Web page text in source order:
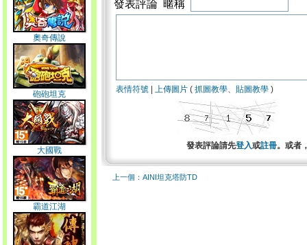
奧奇傳說
砲砲坦克
大國戰
霸道江湖
發表評論 暱稱
表情符號 上傳圖片 ( 抓圖教學、 貼圖教學 )
發表評論請先登入或註冊。或者
上一個：AINI坦克塔防TD